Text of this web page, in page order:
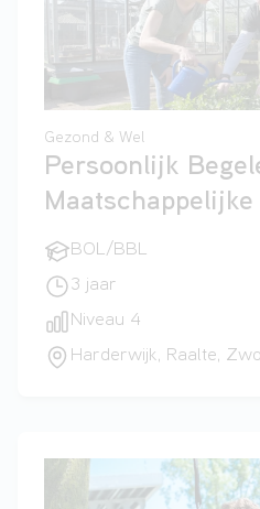
Gezond & Wel
Persoonlijk
Maatschappelijke
BOL/BBL
3 jaar
Niveau 4
Harderwijk, Raalte,